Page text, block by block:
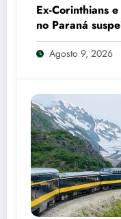
Ex-Corinthians
no Paraná
Agosto 9, 2026